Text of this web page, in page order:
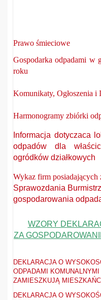
Prawo śmieciowe
Gospodarka odpadami w
roku
Komunikaty, Ogłoszenia i
Harmonogramy zbiórki
Informacja dotyczaca
odpadów dla
ogródków działkowych
Wykaz firm posiadających
Sprawozdania
gospodarowania
WZORY
ZA
DEKLARACJA O
ODPADAMI
ZAMIESZKUJĄ
DEKLARACJA O